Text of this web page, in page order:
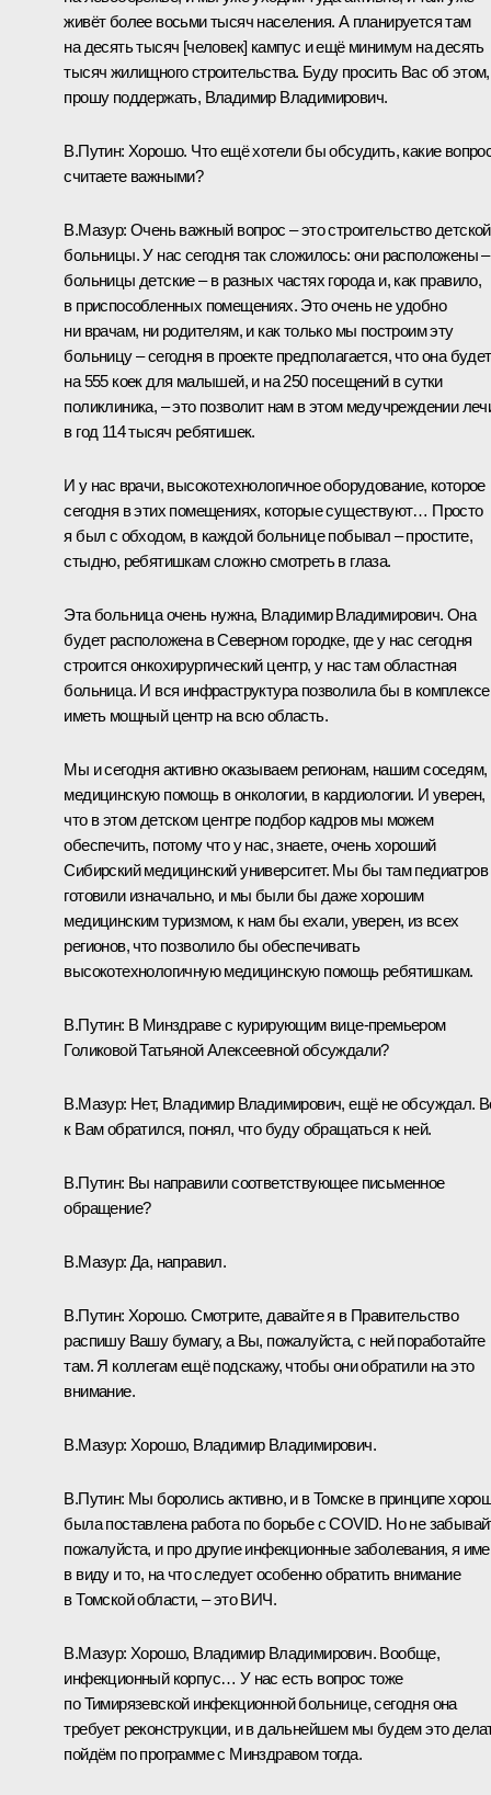
живёт более восьми тысяч населения. А планируется там
на десять тысяч [человек] кампус и ещё минимум на десять
тысяч жилищного строительства. Буду просить Вас об этом,
прошу поддержать, Владимир Владимирович.
В.Путин: Хорошо. Что ещё хотели бы обсудить, какие
считаете важными?
В.Мазур: Очень важный вопрос – это строительство детской
больницы. У нас сегодня так сложилось: они расположены –
больницы детские – в разных частях города и, как правило,
в приспособленных помещениях. Это очень не удобно
ни врачам, ни родителям, и как только мы построим эту
больницу – сегодня в проекте предполагается, что она будет
на 555 коек для малышей, и на 250 посещений в сутки
поликлиника, – это позволит нам в этом медучреждении
в год 114 тысяч ребятишек.
И у нас врачи, высокотехнологичное оборудование, которое
сегодня в этих помещениях, которые существуют… Просто
я был с обходом, в каждой больнице побывал – простите,
стыдно, ребятишкам сложно смотреть в глаза.
Эта больница очень нужна, Владимир Владимирович. Она
будет расположена в Северном городке, где у нас сегодня
строится онкохирургический центр, у нас там областная
больница. И вся инфраструктура позволила бы в комплексе
иметь мощный центр на всю область.
Мы и сегодня активно оказываем регионам, нашим соседям,
медицинскую помощь в онкологии, в кардиологии. И уверен,
что в этом детском центре подбор кадров мы можем
обеспечить, потому что у нас, знаете, очень хороший
Сибирский медицинский университет. Мы бы там педиатров
готовили изначально, и мы были бы даже хорошим
медицинским туризмом, к нам бы ехали, уверен, из всех
регионов, что позволило бы обеспечивать
высокотехнологичную медицинскую помощь ребятишкам.
В.Путин: В Минздраве с курирующим вице-премьером
Голиковой Татьяной Алексеевнойобсуждали?
В.Мазур: Нет, Владимир Владимирович, ещё не обсуждал.
к Вам обратился, понял, что буду обращаться к ней.
В.Путин: Вы направили соответствующее письменное
обращение?
В.Мазур: Да, направил.
В.Путин: Хорошо. Смотрите, давайте я в Правительство
распишу Вашу бумагу, а Вы, пожалуйста, с ней поработайте
там. Я коллегам ещё подскажу, чтобы они обратили на это
внимание.
В.Мазур: Хорошо, Владимир Владимирович.
В.Путин: Мы боролись активно, и в Томске в принципе
была поставлена работа по борьбе с COVID. Но не
пожалуйста, и про другие инфекционные заболевания, я
в виду и то, на что следует особенно обратить внимание
в Томской области, – это ВИЧ.
В.Мазур: Хорошо, Владимир Владимирович. Вообще,
инфекционный корпус… У нас есть вопрос тоже
по Тимирязевской инфекционной больнице, сегодня она
требует реконструкции, и в дальнейшем мы будем это
пойдём по программе с Минздравом тогда.